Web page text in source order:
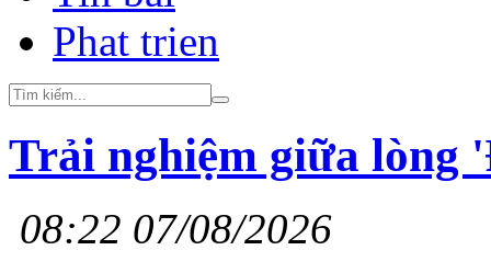
Phat trien
Trải nghiệm giữa lòng
08:22 07/08/2026